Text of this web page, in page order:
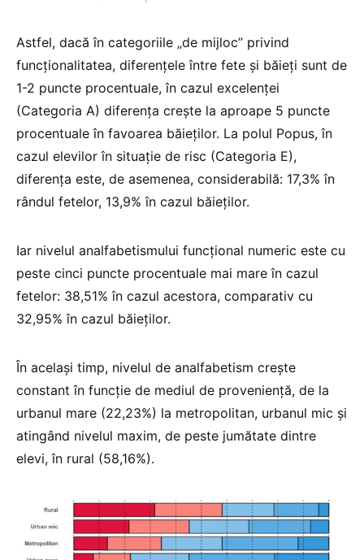
Astfel, dacă în categoriile „de mijloc” privind
funcționalitatea, diferențele între fete și băieți sunt de
1-2 puncte procentuale, în cazul excelenței
(Categoria A) diferența crește la aproape 5 puncte
procentuale în favoarea băieților. La polul Popus, în
cazul elevilor în situație de risc (Categoria E),
diferența este, de asemenea, considerabilă: 17,3% în
rândul fetelor, 13,9% în cazul băieților.
Iar nivelul analfabetismului funcțional numeric este cu
peste cinci puncte procentuale mai mare în cazul
fetelor: 38,51% în cazul acestora, comparativ cu
32,95% în cazul băieților.
În același timp, nivelul de analfabetism crește
constant în funcție de mediul de proveniență, de la
urbanul mare (22,23%) la metropolitan, urbanul mic și
atingând nivelul maxim, de peste jumătate dintre
elevi, în rural (58,16%).